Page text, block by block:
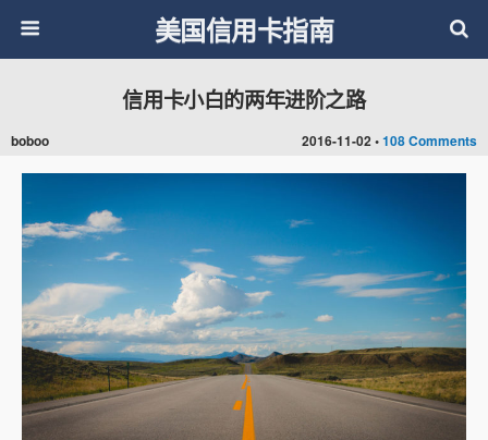
美国信用卡指南
2016-11-02 •108 Comments
信用卡小白的两年进阶之路
boboo